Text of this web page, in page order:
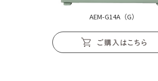
AEM-G14A（G）